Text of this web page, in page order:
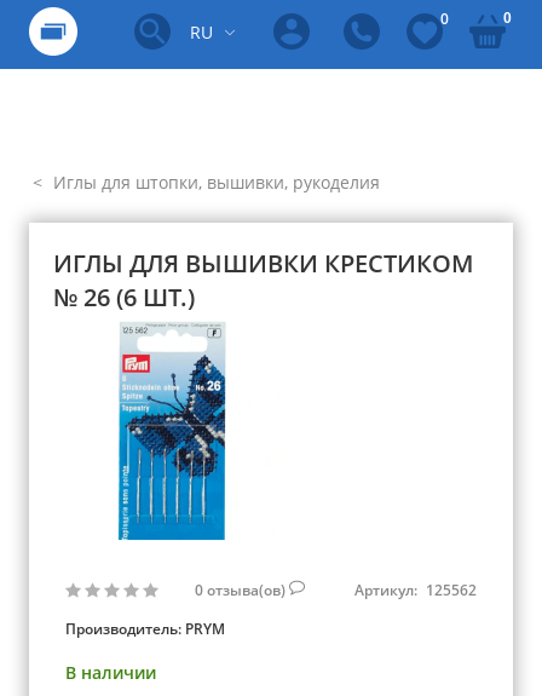
RU
0 0
Иглы для штопки, вышивки, рукоделия
ИГЛЫ ДЛЯ ВЫШИВКИ КРЕСТИКОМ
№ 26 (6 ШТ.)
0отзыва(ов) Артикул: 125562
Производитель: PRYM
В наличии